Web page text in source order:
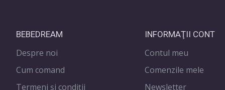
BEBEDREAM
Despre noi
Cum comand
Termeni și condiții
INFORMAŢII CONT
Contul meu
Comenzile mele
Newsletter